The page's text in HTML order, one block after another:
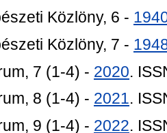
Közlöny, 6 -
Közlöny, 7 -
7 (1-4) - 2020.
8 (1-4) - 2021.
9 (1-4) - 2022.